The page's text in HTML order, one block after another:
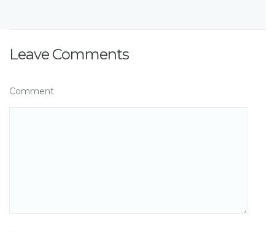
Leave Comments
Comment